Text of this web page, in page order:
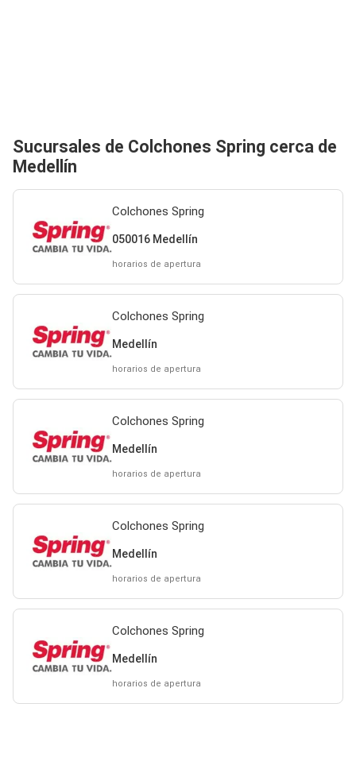
Sucursales de Colchones Spring cerca de
Medellín
Colchones Spring
050016 Medellín
horarios de apertura
Colchones Spring
Medellín
horarios de apertura
Colchones Spring
Medellín
horarios de apertura
Colchones Spring
Medellín
horarios de apertura
Colchones Spring
Medellín
horarios de apertura